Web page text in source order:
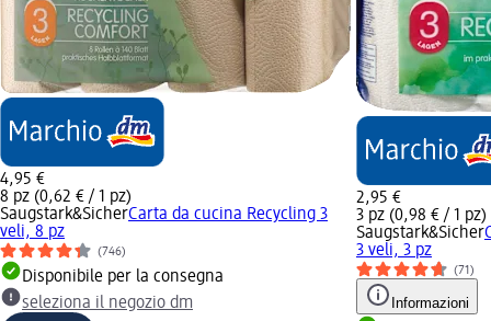
4,95 €
8 pz (0,62 € / 1 pz)
Saugstark&SicherCarta da cucina Recycling 3
veli, 8 pz
(746)
Disponibile per la consegna
seleziona il negozio dm
2,95 €
3 pz (0,98 € / 1 pz)
Saugstark&Sicher
3 veli, 3 pz
(71)
Informazioni